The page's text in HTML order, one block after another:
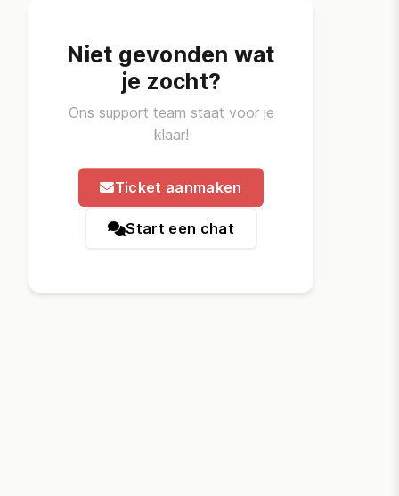
Niet gevonden wat
je zocht?
Ons support team staat voor je
klaar!
Ticket aanmaken
Start een chat